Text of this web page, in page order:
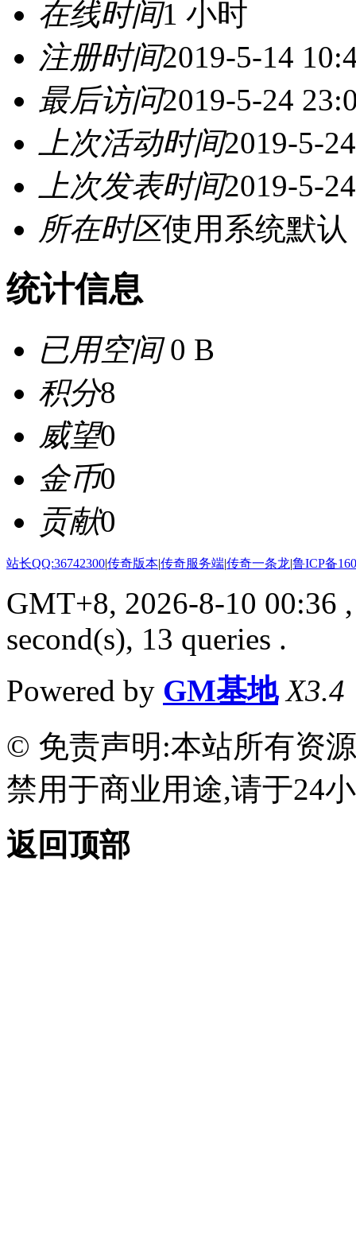
在线时间1 小时
注册时间2019-5-14
最后访问2019-5-24
上次活动时间2019-5-
上次发表时间2019-5-
所在时区使用系统默认
统计信息
已用空间0 B
积分8
威望0
金币0
贡献0
站长QQ:36742300|传奇版本|传奇服务端|传奇一条龙|鲁ICP备
GMT+8, 2026-8-10 00:36
second(s), 13 queries .
Powered by GM基地 X3.4
© 免责声明:本站所有资
禁用于商业用途,请于24
返回顶部